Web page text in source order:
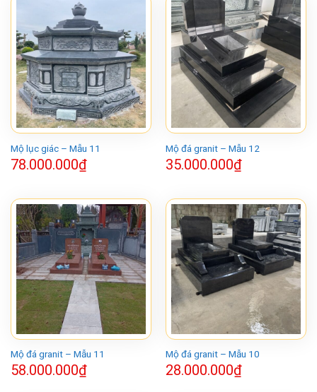
Mộ lục giác – Mẫu 11
78.000.000₫
Mộ đá granit – Mẫu 12
35.000.000₫
Mộ đá granit – Mẫu 11
58.000.000₫
Mộ đá granit – Mẫu 10
28.000.000₫